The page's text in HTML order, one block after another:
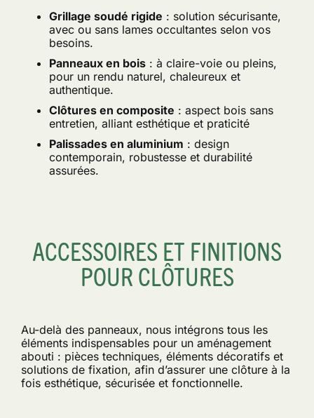
Grillage soudé rigide : solution sécurisante,
avec ou sans lames occultantes selon vos
besoins.
Panneaux en bois: à claire-voie ou pleins,
pour un rendu naturel, chaleureux et
authentique.
Clôtures en composite : aspect bois sans
entretien, alliant esthétique et praticité
Palissades en aluminium : design
contemporain, robustesse et durabilité
assurées.
ACCESSOIRES ET FINITIONS
POUR CLÔTURES
Au-delà des panneaux, nous intégrons tous les
éléments indispensables pour un aménagement
abouti : pièces techniques, éléments décoratifs et
solutions de fixation, afin d’assurer une clôture à la
fois esthétique, sécurisée et fonctionnelle.